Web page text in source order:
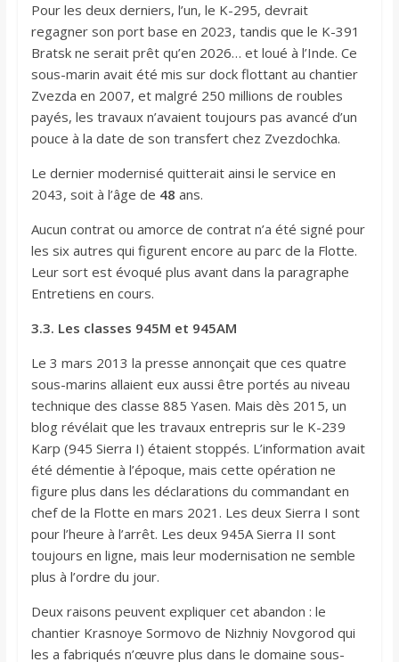
Pour les deux derniers, l’un, le K-295, devrait
regagner son port base en 2023, tandis que le K-391
Bratsk ne serait prêt qu’en 2026… et loué à l’Inde. Ce
sous-marin avait été mis sur dock flottant au chantier
Zvezda en 2007, et malgré 250 millions de roubles
payés, les travaux n’avaient toujours pas avancé d’un
pouce à la date de son transfert chez Zvezdochka.
Le dernier modernisé quitterait ainsi le service en
2043, soit à l’âge de 48 ans.
Aucun contrat ou amorce de contrat n’a été signé pour
les six autres qui figurent encore au parc de la Flotte.
Leur sort est évoqué plus avant dans la paragraphe
Entretiens en cours.
3.3. Les classes 945M et 945AM
Le 3 mars 2013 la presse annonçait que ces quatre
sous-marins allaient eux aussi être portés au niveau
technique des classe 885 Yasen. Mais dès 2015, un
blog révélait que les travaux entrepris sur le K-239
Karp (945 Sierra I) étaient stoppés. L’information avait
été démentie à l’époque, mais cette opération ne
figure plus dans les déclarations du commandant en
chef de la Flotte en mars 2021. Les deux Sierra I sont
pour l’heure à l’arrêt. Les deux 945A Sierra II sont
toujours en ligne, mais leur modernisation ne semble
plus à l’ordre du jour.
Deux raisons peuvent expliquer cet abandon : le
chantier Krasnoye Sormovo de Nizhniy Novgorod qui
les a fabriqués n’œuvre plus dans le domaine sous-